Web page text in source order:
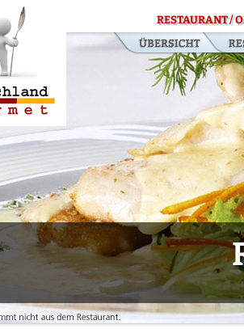
RESTAURANT /